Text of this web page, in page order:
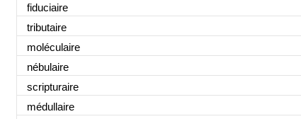
fiduciaire
tributaire
moléculaire
nébulaire
scripturaire
médullaire